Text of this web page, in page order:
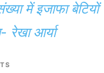
में इजाफा बेटियों
रेखा आर्या